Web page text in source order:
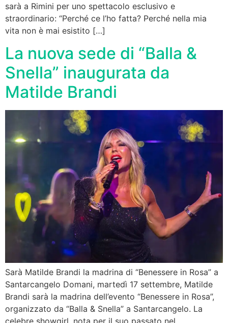
sarà a Rimini per uno spettacolo esclusivo e
straordinario: “Perché ce l’ho fatta? Perché nella mia
vita non è mai esistito […]
La nuova sede di “Balla &
Snella” inaugurata da
Matilde Brandi
Sarà Matilde Brandi la madrina di “Benessere in Rosa” a
Santarcangelo Domani, martedì 17 settembre, Matilde
Brandi sarà la madrina dell’evento “Benessere in Rosa”,
organizzato da “Balla & Snella” a Santarcangelo. La
celebre showgirl, nota per il suo passato nel